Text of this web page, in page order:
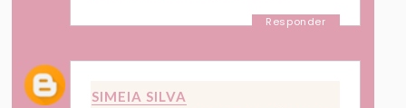
Responder
SIMEIA SILVA